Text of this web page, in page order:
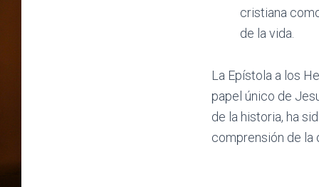
cristiana
de la vida.
La Epístola a los
papel único de
de la historia, ha
comprensión de la